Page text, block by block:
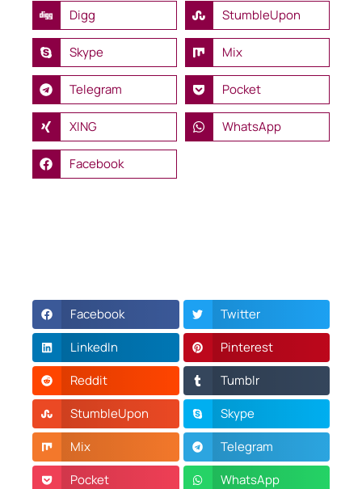
Digg StumbleUpon
Skype Mix
Telegram Pocket
XING WhatsApp
Facebook
Facebook
Twitter
LinkedIn
Pinterest
Reddit
Tumblr
StumbleUpon
Skype
Mix
Telegram
Pocket
WhatsApp